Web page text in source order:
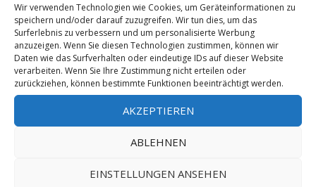
Wir verwenden Technologien wie Cookies, um Geräteinformationen zu
speichern und/oder darauf zuzugreifen. Wir tun dies, um das
Surferlebnis zu verbessern und um personalisierte Werbung
anzuzeigen. Wenn Sie diesen Technologien zustimmen, können wir
Daten wie das Surfverhalten oder eindeutige IDs auf dieser Website
verarbeiten. Wenn Sie Ihre Zustimmung nicht erteilen oder
zurückziehen, können bestimmte Funktionen beeinträchtigt werden.
AKZEPTIEREN
ABLEHNEN
EINSTELLUNGEN ANSEHEN